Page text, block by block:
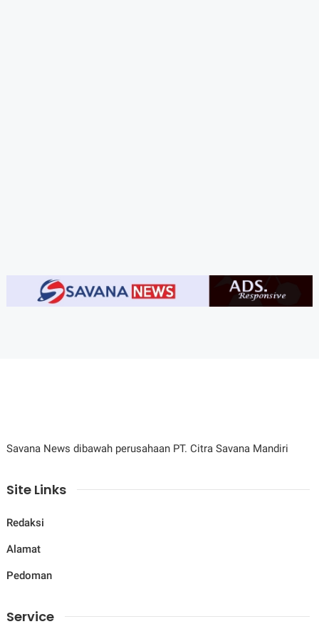
Savana News dibawah perusahaan PT. Citra Savana Mandiri
Site Links
Redaksi
Alamat
Pedoman
Service